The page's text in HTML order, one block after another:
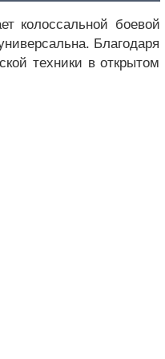
колоссальной боевой
Благодаря
техники в открытом